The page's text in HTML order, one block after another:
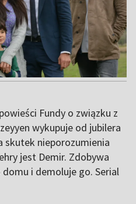
Fundy o związku z
wykupuje od jubilera
skutek nieporozumienia
jest Demir. Zdobywa
i demoluje go. Serial